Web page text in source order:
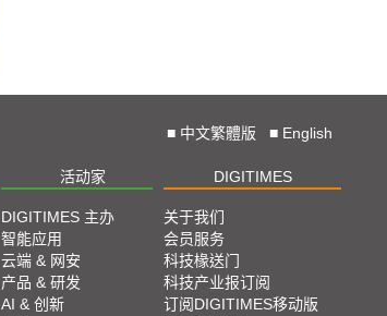
■ 中文繁體版 ■ English
活动家 DIGITIMES
DIGITIMES 主办
智能应用
云端 & 网安
产品 & 研发
AI & 创新
关于我们
会员服务
科技椽送门
科技产业报订阅
订阅DIGITIMES移动版